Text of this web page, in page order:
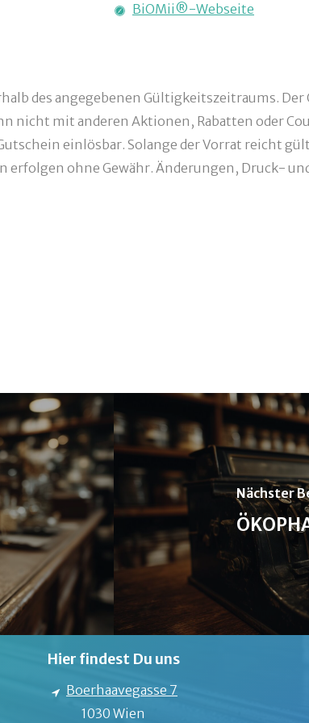
BiOMii®-Webseite
des angegebenen Gültigkeitszeitraums.
nicht mit anderen Aktionen, Rabatten oder
einlösbar. Solange der Vorrat reicht
ohne Gewähr. Änderungen, Druck-
Nächster
Hier findest Du uns
Boerhaavegasse 7
1030 Wien